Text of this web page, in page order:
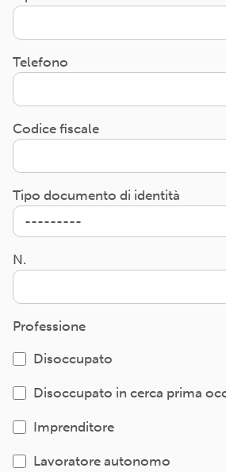
Telefono
Codice fiscale
Tipo documento di identità
N.
Professione
Disoccupato
Disoccupato in cerca prima
Imprenditore
Lavoratore autonomo